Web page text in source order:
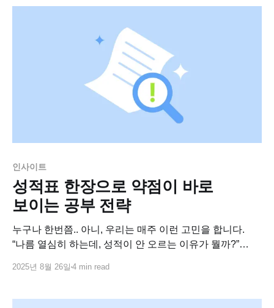
인사이트
성적표 한장으로 약점이 바로
보이는 공부 전략
누구나 한번쯤.. 아니, 우리는 매주 이런 고민을 합니다.
“나름 열심히 하는데, 성적이 안 오르는 이유가 뭘까?”
수험생들이 노력 대비 성과가 보이지 않아 좌절합니다.
2025년 8월 26일 4 min read